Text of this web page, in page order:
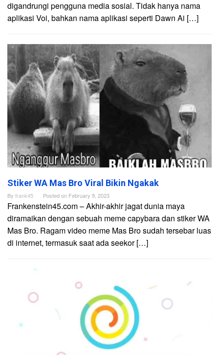
digandrungi pengguna media sosial. Tidak hanya nama
aplikasi Voi, bahkan nama aplikasi seperti Dawn Ai […]
Stiker WA Mas Bro Viral Bikin Ngakak
By frank45 Posted on February 9, 2023
Frankenstein45.com – Akhir-akhir jagat dunia maya
diramaikan dengan sebuah meme capybara dan stiker WA
Mas Bro. Ragam video meme Mas Bro sudah tersebar luas
di internet, termasuk saat ada seekor […]